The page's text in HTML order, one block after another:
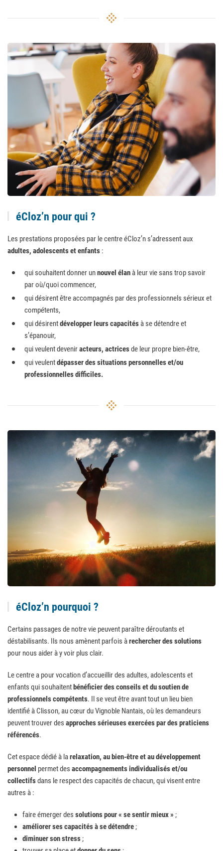
éCloz’n pour qui ?
Les prestations proposées par le centre éCloz’n s’adressent aux
adultes, adolescents et enfants :
qui souhaitent donner unnouvel élanà leur vie sans trop savoir
par où/quoi commencer,
qui désirent être accompagnés par des professionnels sérieux et
compétents,
qui désirentdévelopper leurs capacitésà se détendre et
s’épanouir,
qui veulent deveniracteurs, actricesde leur propre bien-être,
qui veulentdépasser des situations personnelles et/ou
professionnellesdifficiles.
éCloz’n pourquoi ?
Certains passages de notre vie peuvent paraître déroutants et
déstabilisants. Ils nous amènent parfois àrechercher des solutions
pour nous aider à y voir plus clair.
Le centre a pour vocation d’accueillir des adultes, adolescents et
enfants qui souhaitentbénéficier des conseils et du soutien de
professionnels compétents. Il se veut être avant tout un lieu bien
identifié à Clisson, au cœur du Vignoble Nantais, où les demandeurs
peuvent trouver des approches sérieuses exercées par des praticiens
référencés.
Cet espace dédié à larelaxation, au bien-être et au développement
personnel permet des accompagnements individualisés et/ou
collectifsdans le respect des capacités de chacun, qui visent entre
autres à :
faire émerger des solutions pour « se sentir mieux » ;
améliorer ses capacités à se détendre ;
diminuer son stress ;